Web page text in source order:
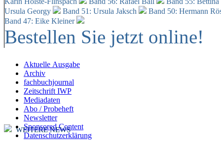
Ursula Georgy
Band 51: Ursula Jaksch Band 50: Hermann
Band 47: Eike Kleiner
Bestellen Sie jetzt online!
Aktuelle Ausgabe
Archiv
fachbuchjournal
Zeitschrift IWP
Mediadaten
Abo / Probeheft
Newsletter
Sponsored Content
Datenschutzerklärung
WEITERE NEWS